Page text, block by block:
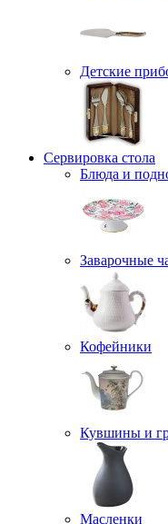
Детские
Сервировка стола
Блюда и
Заварочные
Кофейники
Кувшины и
Масленки